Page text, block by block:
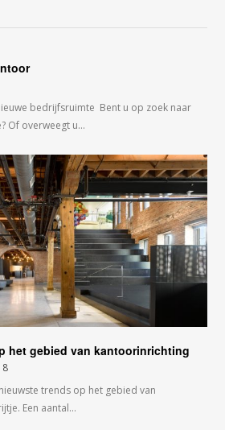
bedrijfsruimte Bent u op zoek naar
Of overweegt u…
het gebied van kantoorinrichting
trends op het gebied van
Een aantal…